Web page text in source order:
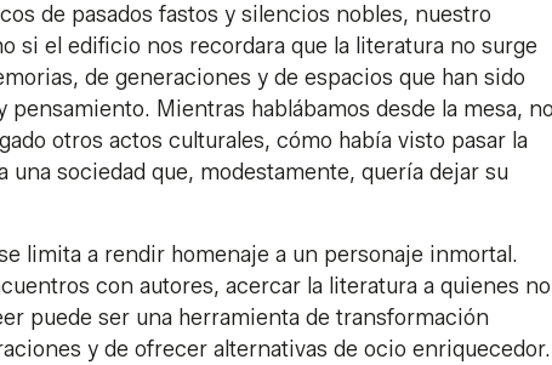
de pasados fastos y silencios nobles, nuestro
si el edificio nos recordara que la literatura no surge
de generaciones y de espacios que han sido
Mientras hablábamos desde la mesa, no
otros actos culturales, cómo había visto pasar la
sociedad que, modestamente, quería dejar su
limita a rendir homenaje a un personaje inmortal.
con autores, acercar la literatura a quienes no
puede ser una herramienta de transformación
y de ofrecer alternativas de ocio enriquecedor.